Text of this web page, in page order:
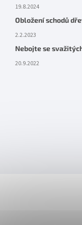
19.8.2024
Obložení schodů
2.2.2023
Nebojte se
20.9.2022